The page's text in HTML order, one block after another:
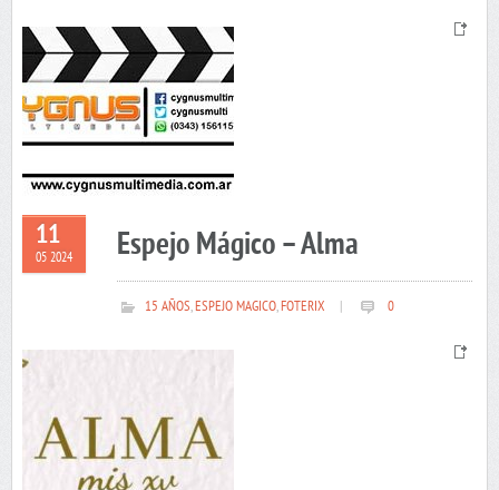
11
05 2024 Espejo Mágico – Alma
15 AÑOS,ESPEJO MAGICO,FOTERIX 0